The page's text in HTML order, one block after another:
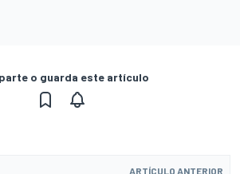
o guarda este artículo
ARTÍCULO ANTERIOR